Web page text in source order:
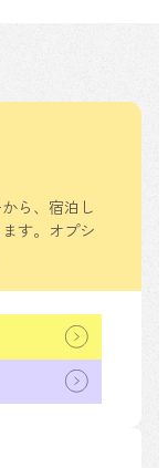
ら、 宿泊し
す。 オプシ